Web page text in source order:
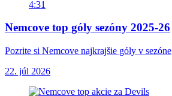
4:31
Nemcove top góly sezóny 2025-26
Pozrite si Nemcove najkrajšie góly v sezóne
22. júl 2026